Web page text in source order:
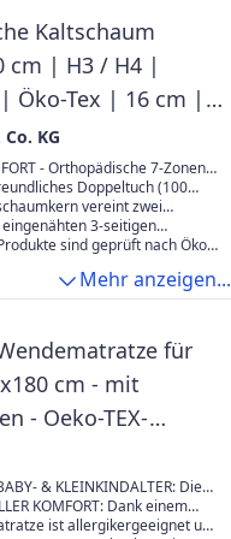
Kaltschaum
cm | H3 / H4 |
Öko-Tex | 16 cm |
| Deutscher
KG
- Orthopädische 7-Zonen
Duo Härtegrad unterstützt
Druckentlastung, sanftes
sowie optimale Stützung
Doppeltuch (100
mit Klimafasern, absorbiert
trockenes und gesundes
vereint zwei
Die Liegehärte lässt sich
anpassen. Gesamthöhe: ca. 16
eingenähten 3-seitigen
und bei 60°C
sind geprüft nach Öko-
dient nur zuMehr anzeigen...
für
cm - mit
- Oeko-TEX-
& waschbarer
per Paket
& KLEINKINDALTER: Die
entwickelt, um den
und Kleinkindern gerecht
KOMFORT: Dank einem
Klimawatte ist für
ist allergikergeeignet und